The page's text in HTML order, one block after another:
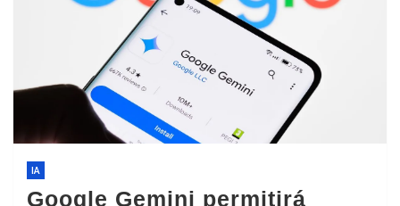
IA
Google Gemini permitirá